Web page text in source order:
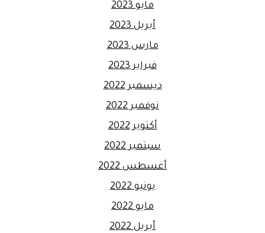
مايو 2023
أبريل 2023
مارس 2023
فبراير 2023
ديسمبر 2022
نوفمبر 2022
أكتوبر 2022
سبتمبر 2022
أغسطس 2022
يونيو 2022
مايو 2022
أبريل 2022